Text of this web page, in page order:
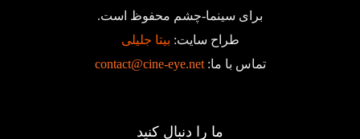
برای سینما-چشم محفوظ است.
طراح سایت: بیتا جلیلی
تماس با ما:contact@cine-eye.net
ما را دنبال کنید